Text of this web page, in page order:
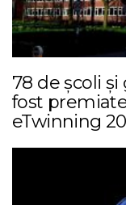
78 de școli
fost
eTwinning